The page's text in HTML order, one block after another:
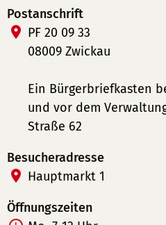
Postanschrift
PF 20 09 33
08009 Zwickau
Ein Bürgerbriefkasten
und vor dem
Straße 62
Besucheradresse
Hauptmarkt 1
Öffnungszeiten